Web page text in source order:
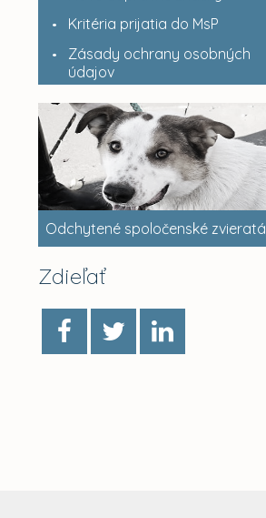
Kritéria prijatia do MsP
Zásady ochrany osobných
údajov
Odchytené spoločenské zvieratá
Zdieľať